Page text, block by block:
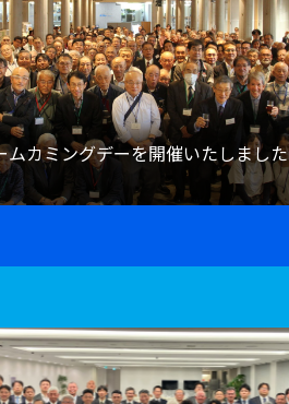
ムカミングデーを開催いたしました